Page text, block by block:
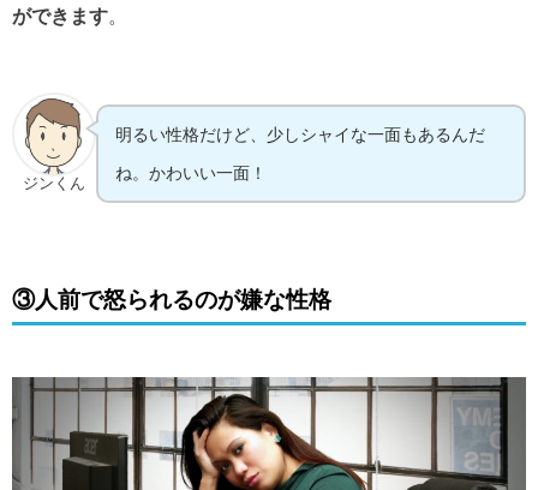
ができます
ジンくん
明るい性格だけど、少しシャイな一面もあるんだ
ね。かわいい一面！
③人前で怒られるのが嫌な性格